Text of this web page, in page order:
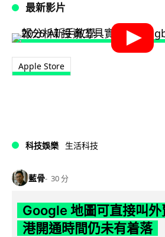
最新影片
Apple Store
科技娛樂 生活科技
藍骨 30 分
Google 地圖可直接叫
港開通時間仍未有着落